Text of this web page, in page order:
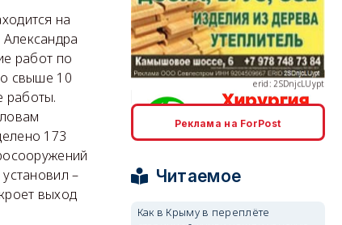
на
работ по
свыше 10
работы.
173
–
выход
erid: 2SDnjcLUypt
erid: 2SDnjcrDNw6
Реклама на ForPost
Читаемое
Как в Крыму в переплёте